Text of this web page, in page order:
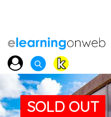
SOLD OUT